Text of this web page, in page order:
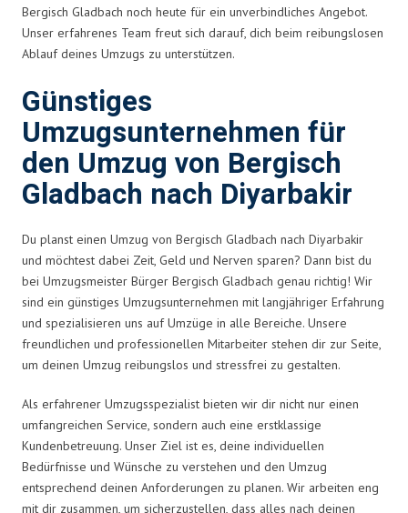
Bergisch Gladbach noch heute für ein unverbindliches Angebot.
Unser erfahrenes Team freut sich darauf, dich beim reibungslosen
Ablauf deines Umzugs zu unterstützen.
Günstiges
Umzugsunternehmen für
den Umzug von Bergisch
Gladbach nach Diyarbakir
Du planst einen Umzug von Bergisch Gladbach nach Diyarbakir
und möchtest dabei Zeit, Geld und Nerven sparen? Dann bist du
bei Umzugsmeister Bürger Bergisch Gladbach genau richtig! Wir
sind ein günstiges Umzugsunternehmen mit langjähriger Erfahrung
und spezialisieren uns auf Umzüge in alle Bereiche. Unsere
freundlichen und professionellen Mitarbeiter stehen dir zur Seite,
um deinen Umzug reibungslos und stressfrei zu gestalten.
Als erfahrener Umzugsspezialist bieten wir dir nicht nur einen
umfangreichen Service, sondern auch eine erstklassige
Kundenbetreuung. Unser Ziel ist es, deine individuellen
Bedürfnisse und Wünsche zu verstehen und den Umzug
entsprechend deinen Anforderungen zu planen. Wir arbeiten eng
mit dir zusammen, um sicherzustellen, dass alles nach deinen